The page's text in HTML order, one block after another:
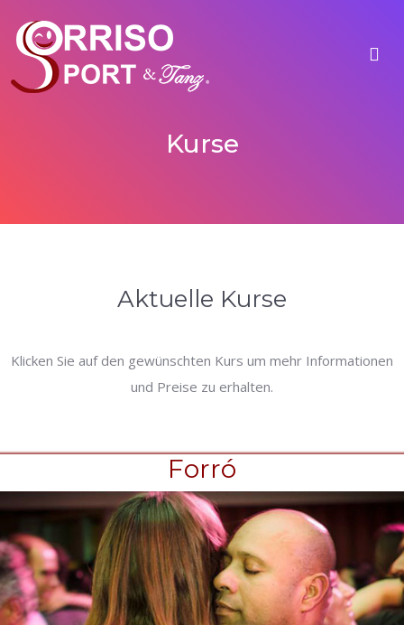
Kurse
Aktuelle Kurse
Klicken Sie auf den gewünschten Kurs um mehr Informationen
und Preise zu erhalten.
Forró